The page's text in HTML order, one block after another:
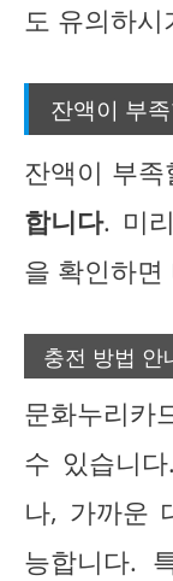
도 유의하시
잔액이 부
잔액이 부
합니다. 미
을 확인하면
충전 방법 안
문화누리카
수 있습니
나, 가까운
능합니다.